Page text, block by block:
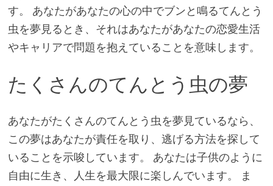
す。 あなたがあなたの心の中でブンと鳴るてんとう
虫を夢見るとき、それはあなたがあなたの恋愛生活
やキャリアで問題を抱えていることを意味します。
たくさんのてんとう虫の夢
あなたがたくさんのてんとう虫を夢見ているなら、
この夢はあなたが責任を取り、逃げる方法を探して
いることを示唆しています。 あなたは子供のように
自由に生き、人生を最大限に楽しんでいます。 ま